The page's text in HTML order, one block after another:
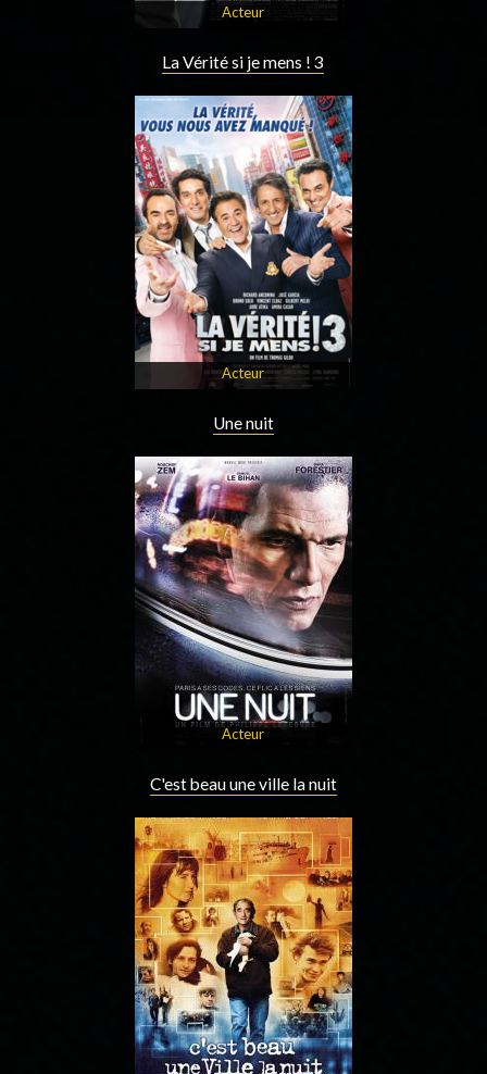
Acteur
La Vérité si je mens ! 3
Acteur
Une nuit
Acteur
C'est beau une ville la nuit